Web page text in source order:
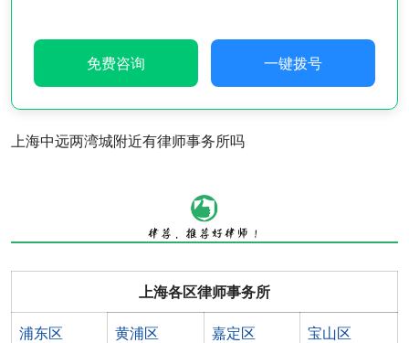
免费咨询 一键拨号
上海中远两湾城附近有律师事务所吗
上海各区律师事务所
浦东区 黄浦区 嘉定区 宝山区